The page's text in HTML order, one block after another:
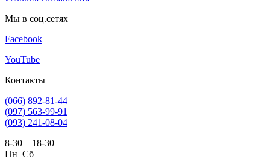
Мы в соц.сетях
Facebook
YouTube
Контакты
(066) 892-81-44
(097) 563-99-91
(093) 241-08-04
8-30 – 18-30
Пн–Сб